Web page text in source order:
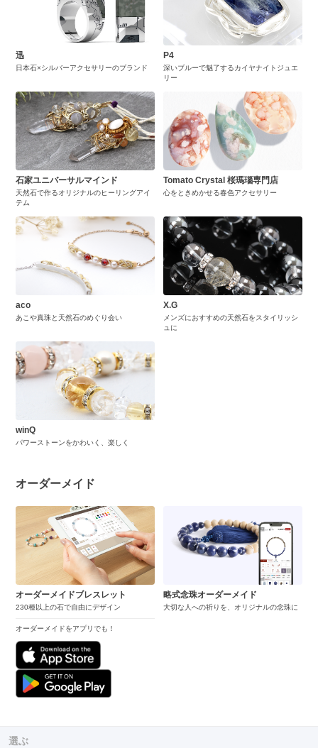
迅
日本石×シルバーアクセサリーのブランド
P4
深いブルーで魅了するカイヤナイトジュエ
リー
石家ユニバーサルマインド
天然石で作るオリジナルのヒーリングアイ
テム
Tomato Crystal 桜瑪瑙専門店
心をときめかせる春色アクセサリー
aco
あこや真珠と天然石のめぐり会い
X.G
メンズにおすすめの天然石をスタイリッシ
ュに
winQ
パワーストーンをかわいく、楽しく
オーダーメイド
オーダーメイドブレスレット
230種以上の石で自由にデザイン
オーダーメイドをアプリでも！
略式念珠オーダーメイド
大切な人への祈りを、オリジナルの念珠に
選ぶ